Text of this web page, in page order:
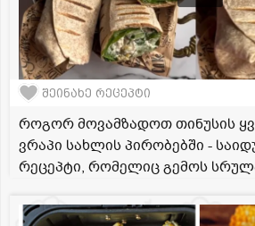
შეინახე რეცეპტი
როგორ მოვამზადოთ თინუსის
ვრაპი სახლის პირობებში -
რეცეპტი, რომელიც გემოს